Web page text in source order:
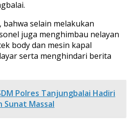
selain melakukan
juga menghimbau nelayan
body dan mesin kapal
serta menghindari berita
Polres Tanjungbalai Hadiri
Sunat Massal